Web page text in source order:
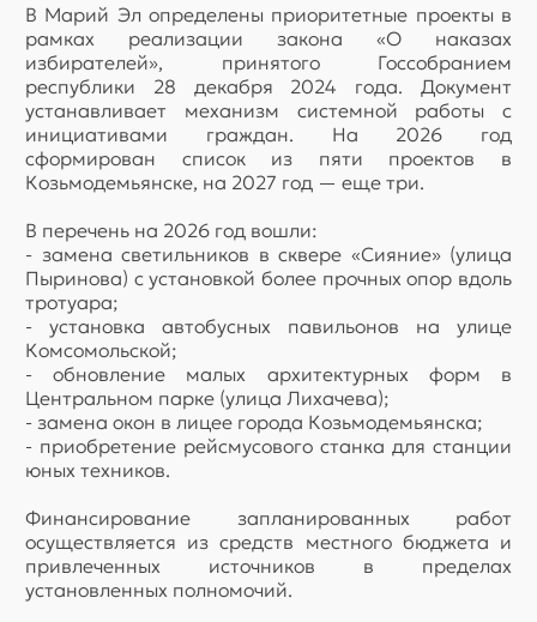
В Марий Эл определены приоритетные проекты в
рамках реализации закона «О наказах
избирателей», принятого Госсобранием
республики 28 декабря 2024 года. Документ
устанавливает механизм системной работы с
инициативами граждан. На 2026 год
сформирован список из пяти проектов в
Козьмодемьянске, на 2027 год — еще три.
В перечень на 2026 год вошли:
- замена светильников в сквере «Сияние» (улица
Пыринова) с установкой более прочных опор вдоль
тротуара;
- установка автобусных павильонов на улице
Комсомольской;
- обновление малых архитектурных форм в
Центральном парке (улица Лихачева);
- замена окон в лицее города Козьмодемьянска;
- приобретение рейсмусового станка для станции
юных техников.
Финансирование запланированных работ
осуществляется из средств местного бюджета и
привлеченных источников в пределах
установленных полномочий.